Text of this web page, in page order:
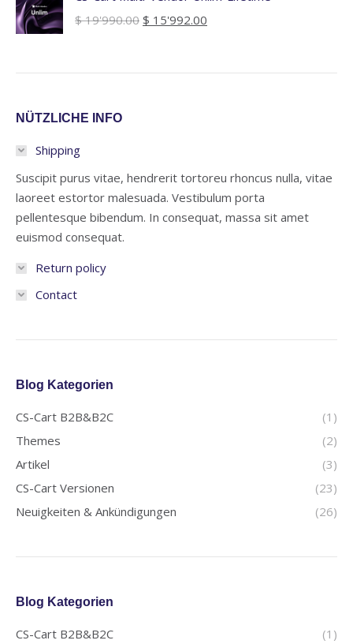
$19'990.00 Ursprünglicher
$ 19'990.00
$ 15'992.00
$ 15'992.00.
NÜTZLICHE INFO
Shipping
Suscipit purus vitae, hendrerit tortoreu rhoncus nulla, vitae
laoreet estortor malesuada. Vestibulum porta
pellentesque bibendum. In consequat, massa sit amet
euismod consequat.
Return policy
Contact
Blog Kategorien
CS-Cart B2B&B2C
(1)
Themes
(2)
Artikel
(3)
CS-Cart Versionen
(23)
Neuigkeiten & Ankündigungen
(26)
Blog Kategorien
CS-Cart B2B&B2C
(1)